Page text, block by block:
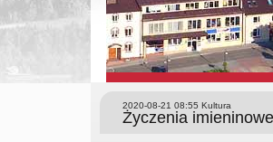
2020-08-21 08:55 Kultura
Życzenia imieninowe